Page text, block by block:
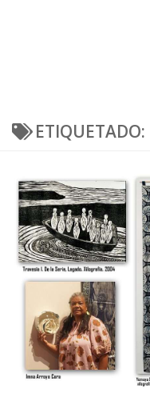
ETIQUETADO: